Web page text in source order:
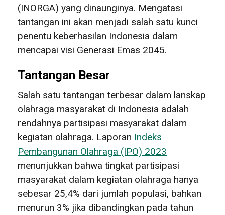
(INORGA) yang dinaunginya. Mengatasi
tantangan ini akan menjadi salah satu kunci
penentu keberhasilan Indonesia dalam
mencapai visi Generasi Emas 2045.
Tantangan Besar
Salah satu tantangan terbesar dalam lanskap
olahraga masyarakat di Indonesia adalah
rendahnya partisipasi masyarakat dalam
kegiatan olahraga. Laporan Indeks
Pembangunan Olahraga (IPO) 2023
menunjukkan bahwa tingkat partisipasi
masyarakat dalam kegiatan olahraga hanya
sebesar 25,4% dari jumlah populasi, bahkan
menurun 3% jika dibandingkan pada tahun